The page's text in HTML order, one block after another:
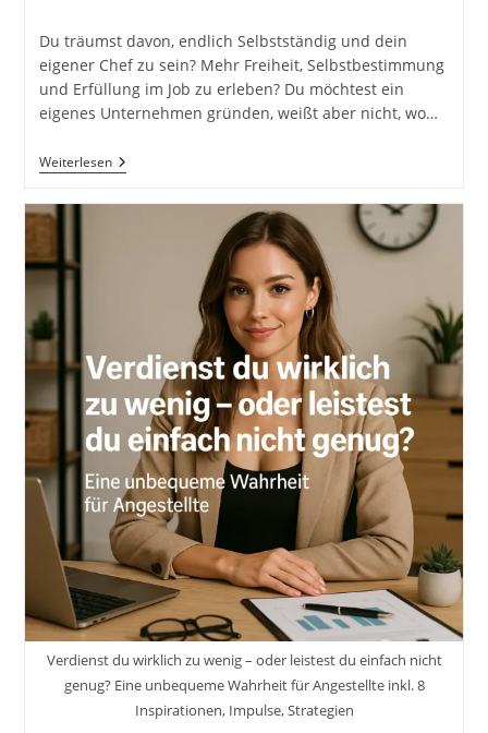
Du träumst davon, endlich Selbstständig und dein
eigener Chef zu sein? Mehr Freiheit, Selbstbestimmung
und Erfüllung im Job zu erleben? Du möchtest ein
eigenes Unternehmen gründen, weißt aber nicht, wo…
WeiterlesenJetzt
Mache
Informationen
Praxis:
Mein
Und
Meine
Learnings
Als
Selbstständiger
Buch
Von
Markus
Flicker
Verdienst du wirklich zu wenig – oder leistest du einfach nicht
genug? Eine unbequeme Wahrheit für Angestellte inkl. 8
Inspirationen, Impulse, Strategien